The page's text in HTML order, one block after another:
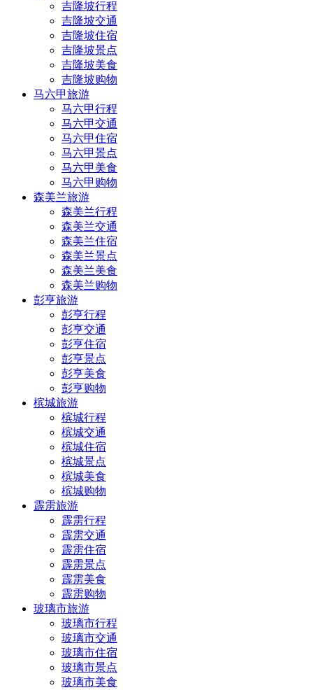
吉隆坡行程
吉隆坡交通
吉隆坡住宿
吉隆坡景点
吉隆坡美食
吉隆坡购物
马六甲旅游
马六甲行程
马六甲交通
马六甲住宿
马六甲景点
马六甲美食
马六甲购物
森美兰旅游
森美兰行程
森美兰交通
森美兰住宿
森美兰景点
森美兰美食
森美兰购物
彭亨旅游
彭亨行程
彭亨交通
彭亨住宿
彭亨景点
彭亨美食
彭亨购物
槟城旅游
槟城行程
槟城交通
槟城住宿
槟城景点
槟城美食
槟城购物
霹雳旅游
霹雳行程
霹雳交通
霹雳住宿
霹雳景点
霹雳美食
霹雳购物
玻璃市旅游
玻璃市行程
玻璃市交通
玻璃市住宿
玻璃市景点
玻璃市美食